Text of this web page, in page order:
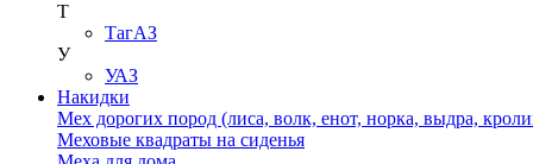
Т
ТагАЗ
У
УАЗ
Накидки
Мех дорогих пород (лиса, волк, енот, норка, выдра,
Меховые квадраты на сиденья